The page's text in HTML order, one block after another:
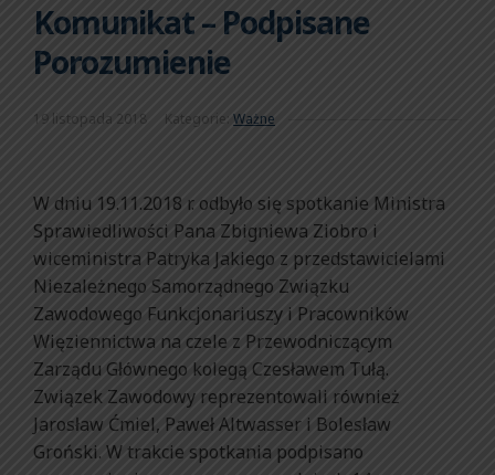
Komunikat – Podpisane
Porozumienie
19 listopada 2018 Kategorie: Ważne
W dniu 19.11.2018 r. odbyło się spotkanie Ministra
Sprawiedliwości Pana Zbigniewa Ziobro i
wiceministra Patryka Jakiego z przedstawicielami
Niezależnego Samorządnego Związku
Zawodowego Funkcjonariuszy i Pracowników
Więziennictwa na czele z Przewodniczącym
Zarządu Głównego kolegą Czesławem Tułą.
Związek Zawodowy reprezentowali również
Jarosław Ćmiel, Paweł Altwasser i Bolesław
Groński. W trakcie spotkania podpisano